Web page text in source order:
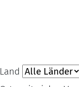
Land